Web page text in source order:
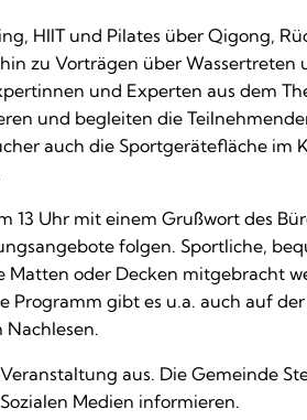
HIIT und Pilates über Qigong,
zu Vorträgen über
und Experten aus dem
und begleiten die
auch die Sportgerätefläche
13 Uhr mit einem Grußwort des
folgen. Sportliche,
Matten oder Decken mitgebracht
Programm gibt es u.a. auch auf
Nachlesen.
aus. Die Gemeinde
Medien informieren.